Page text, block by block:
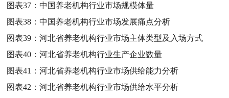
图表37：中国养老机构行业市场规模体量
图表38：中国养老机构行业市场发展痛点分析
图表39：河北省养老机构行业市场主体类型及入场方式
图表40：河北省养老机构行业生产企业数量
图表41：河北省养老机构行业市场供给能力分析
图表42：河北省养老机构行业市场供给水平分析